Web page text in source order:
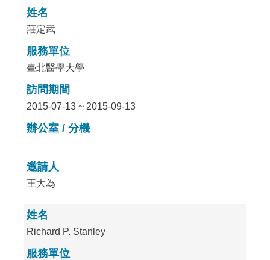
姓名
莊定武
服務單位
臺北醫學大學
訪問期間
2015-07-13 ~ 2015-09-13
辦公室 / 分機
邀請人
王大為
姓名
Richard P. Stanley
服務單位